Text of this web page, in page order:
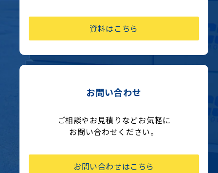
資料はこちら
お問い合わせ
ご相談やお見積りなどお気軽に
お問い合わせください。
お問い合わせはこちら